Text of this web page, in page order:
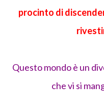
procinto di
Questo mondo è un
che vi si